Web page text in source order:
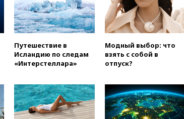
вчера, 20:00СК возбудил дело
против журналистки Катерины
Гордеевой о фейках о ВС
вчера, 19:45ISU предоставил
нейтральный статус
вчера, 19:35Зеленский
впервые совершил
официальный визит в Сербию
Путешествие в
Исландию по следам
«Интерстеллара»
Модный выбор: что
взять с собой в
отпуск?